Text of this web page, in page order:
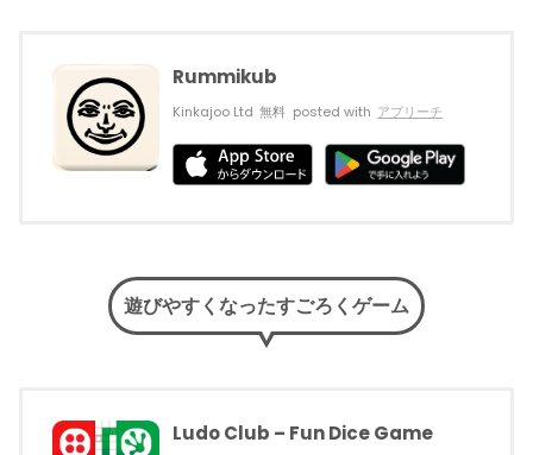
Rummikub
Kinkajoo Ltd 無料 posted with アプリーチ
遊びやすくなったすごろくゲーム
Ludo Club – Fun Dice Game